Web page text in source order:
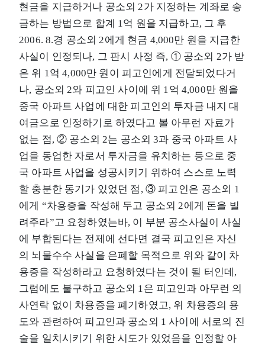
현금을 지급하거나 공소외 2가 지정하는 계좌로 송
금하는 방법으로 합계 1억 원을 지급하고, 그 후
2006. 8.경 공소외 2에게 현금 4,000만 원을 지급한
사실이 인정되나, 그 판시 사정 즉, ① 공소외 2가 받
은 위 1억 4,000만 원이 피고인에게 전달되었다거
나, 공소외 2와 피고인 사이에 위 1억 4,000만 원을
중국 아파트 사업에 대한 피고인의 투자금 내지 대
여금으로 인정하기로 하였다고 볼 아무런 자료가
없는 점, ② 공소외 2는 공소외 3과 중국 아파트 사
업을 동업한 자로서 투자금을 유치하는 등으로 중
국 아파트 사업을 성공시키기 위하여 스스로 노력
할 충분한 동기가 있었던 점, ③ 피고인은 공소외 1
에게 “차용증을 작성해 두고 공소외 2에게 돈을 빌
려주라”고 요청하였는바, 이 부분 공소사실이 사실
에 부합된다는 전제에 선다면 결국 피고인은 자신
의 뇌물수수 사실을 은폐할 목적으로 위와 같이 차
용증을 작성하라고 요청하였다는 것이 될 터인데,
그럼에도 불구하고 공소외 1은 피고인과 아무런 의
사연락 없이 차용증을 폐기하였고, 위 차용증의 용
도와 관련하여 피고인과 공소외 1 사이에 서로의 진
술을 일치시키기 위한 시도가 있었음을 인정할 아